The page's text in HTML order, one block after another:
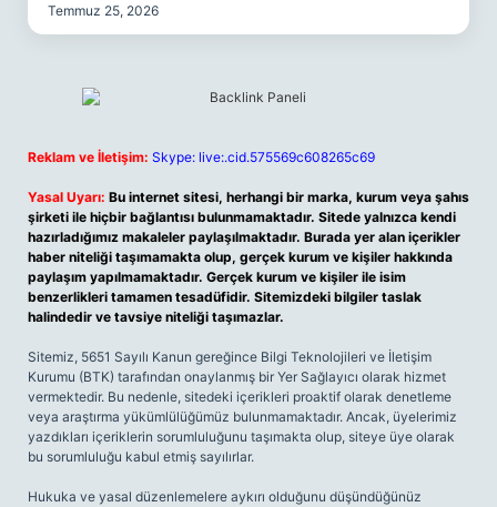
Temmuz 25, 2026
Reklam ve İletişim: Skype: live:.cid.575569c608265c69
Yasal Uyarı: Bu internet sitesi, herhangi bir marka, kurum veya şahıs
şirketi ile hiçbir bağlantısı bulunmamaktadır. Sitede yalnızca kendi
hazırladığımız makaleler paylaşılmaktadır. Burada yer alan içerikler
haber niteliği taşımamakta olup, gerçek kurum ve kişiler hakkında
paylaşım yapılmamaktadır. Gerçek kurum ve kişiler ile isim
benzerlikleri tamamen tesadüfidir. Sitemizdeki bilgiler taslak
halindedir ve tavsiye niteliği taşımazlar.
Sitemiz, 5651 Sayılı Kanun gereğince Bilgi Teknolojileri ve İletişim
Kurumu (BTK) tarafından onaylanmış bir Yer Sağlayıcı olarak hizmet
vermektedir. Bu nedenle, sitedeki içerikleri proaktif olarak denetleme
veya araştırma yükümlülüğümüz bulunmamaktadır. Ancak, üyelerimiz
yazdıkları içeriklerin sorumluluğunu taşımakta olup, siteye üye olarak
bu sorumluluğu kabul etmiş sayılırlar.
Hukuka ve yasal düzenlemelere aykırı olduğunu düşündüğünüz